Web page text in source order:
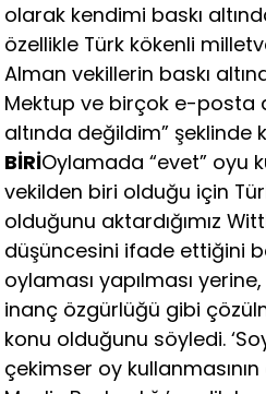
olarak kendimi baskı
özellikle Türk kökenli
Alman vekillerin baskı
Mektup ve birçok e-posta
altında değildim” şeklinde
BİRİOylamada “evet” oyu
vekilden biri olduğu için
olduğunu aktardığımız
düşüncesini ifade ettiğini
oylaması yapılması
inanç özgürlüğü gibi
konu olduğunu söyledi.
çekimser oy